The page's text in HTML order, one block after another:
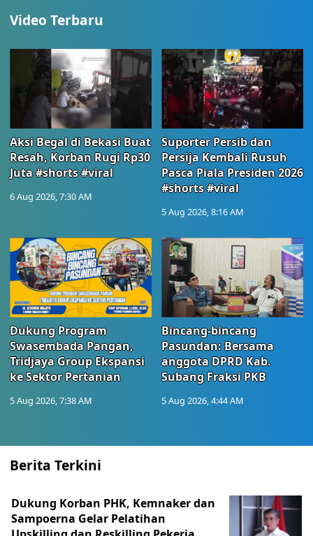
Video Terbaru
Aksi Begal di Bekasi Buat
Resah, Korban Rugi Rp30
Juta #shorts #viral
6 Aug 2026, 7:30 AM
Suporter Persib dan
Persija Kembali Rusuh
Pasca Piala Presiden 2026
#shorts #viral
5 Aug 2026, 8:16 AM
Dukung Program
Swasembada Pangan,
Tridjaya Group Ekspansi
ke Sektor Pertanian
5 Aug 2026, 7:38 AM
Bincang-bincang
Pasundan: Bersama
anggota DPRD Kab.
Subang Fraksi PKB
5 Aug 2026, 4:44 AM
Berita Terkini
Dukung Korban PHK, Kemnaker dan
Sampoerna Gelar Pelatihan